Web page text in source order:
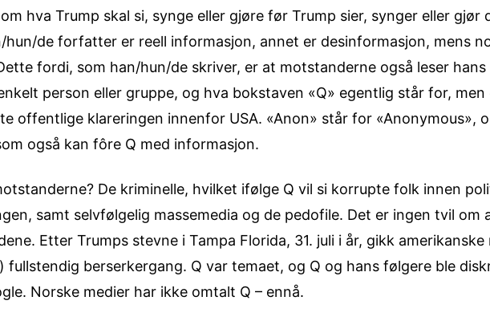
hva Trump skal si, synge eller gjøre før Trump sier, synger eller gjør
hun/de forfatter er reell informasjon, annet er desinformasjon, mens
fordi, som han/hun/de skriver, er at motstanderne også leser
person eller gruppe, og hva bokstaven «Q» egentlig står for,
offentlige klareringen innenfor USA. «Anon» står for «Anonymous»,
også kan fôre Q med informasjon.
De kriminelle, hvilket ifølge Q vil si korrupte folk innen
samt selvfølgelig massemedia og de pedofile. Det er ingen tvil om
Etter Trumps stevne i Tampa Florida, 31. juli i år, gikk
fullstendig berserkergang. Q var temaet, og Q og hans følgere ble
Norske medier har ikke omtalt Q – ennå.